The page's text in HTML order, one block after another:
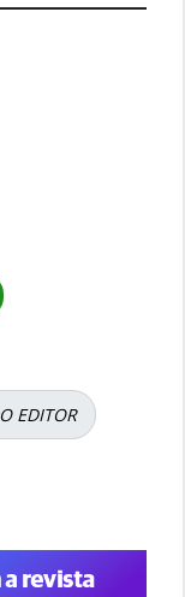
EDITOR